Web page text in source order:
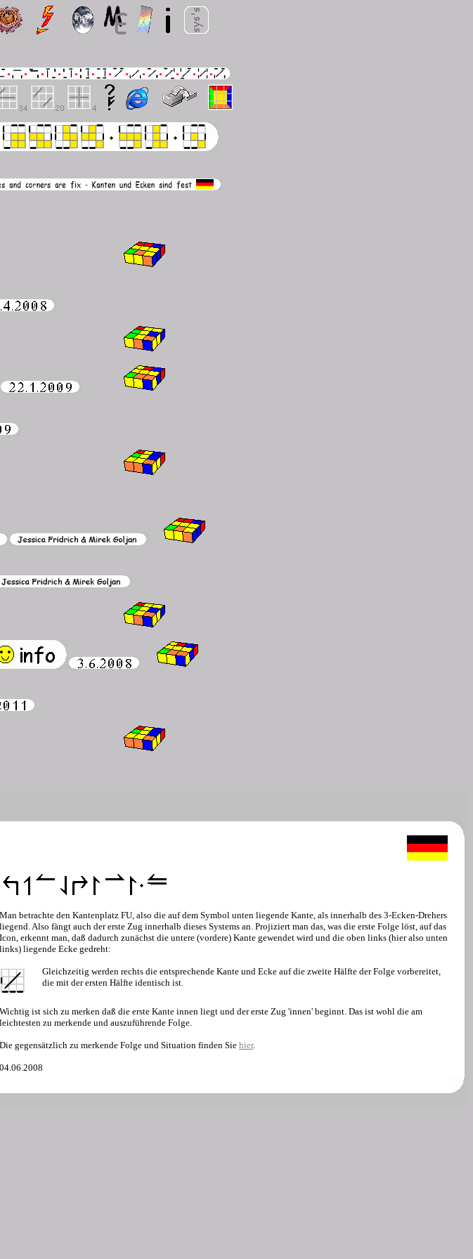
Man betrachte den Kantenplatz FU, also die auf dem Symbol unten liegende Kante, als innerhalb des 3-Ecken-Drehers
liegend. Also fängt auch der erste Zug innerhalb dieses Systems an. Projiziert man das, was die erste Folge löst, auf das
Icon, erkennt man, daß dadurch zunächst die untere (vordere) Kante gewendet wird und die oben links (hier also unten
links) liegende Ecke gedreht:
Gleichzeitig werden rechts die entsprechende Kante und Ecke auf die zweite Hälfte der Folge vorbereitet,
die mit der ersten Hälfte identisch ist.
Wichtig ist sich zu merken daß die erste Kante innen liegt und der erste Zug 'innen' beginnt. Das ist wohl die am
leichtesten zu merkende und auszuführende Folge.
Die gegensätzlich zu merkende Folge und Situation finden Sie hier.
04.06.2008